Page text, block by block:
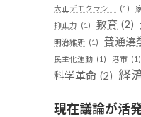
大正デモクラシー (1)
抑止力 (1) 教育 (2)
明治維新 (1) 普通選
民主化運動 (1) 港市 (1)
科学革命 (2) 経
遊牧民 (1) 都市国家 (1)
現在議論が活